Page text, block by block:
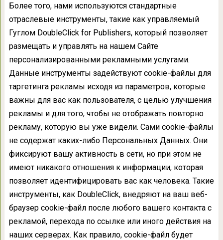
Более того, нами используются стандартные
отраслевые инструменты, такие как управляемый
Гуглом DoubleClick for Publishers, который позволяет
размещать и управлять на нашем Сайте
персонализированными рекламными услугами.
Данные инструменты задействуют cookie-файлы для
таргетинга рекламы исходя из параметров, которые
важны для вас как пользователя, с целью улучшения
рекламы и для того, чтобы не отображать повторно
рекламу, которую вы уже видели. Сами cookie-файлы
не содержат каких-либо Персональных Данных. Они
фиксируют вашу активность в сети, но при этом не
имеют никакого отношения к информации, которая
позволяет идентифицировать вас как человека. Такие
инструменты, как DoubleClick, внедряют на ваш веб-
браузер cookie-файл после любого вашего контакта с
рекламой, перехода по ссылке или иного действия на
наших серверах. Как правило, cookie-файл будет